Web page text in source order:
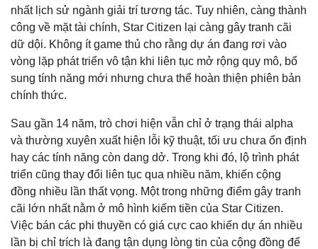
nhất lịch sử ngành giải trí tương tác. Tuy nhiên, càng thành
công về mặt tài chính, Star Citizen lại càng gây tranh cãi
dữ dội. Không ít game thủ cho rằng dự án đang rơi vào
vòng lặp phát triển vô tận khi liên tục mở rộng quy mô, bổ
sung tính năng mới nhưng chưa thể hoàn thiện phiên bản
chính thức.
Sau gần 14 năm, trò chơi hiện vẫn chỉ ở trạng thái alpha
và thường xuyên xuất hiện lỗi kỹ thuật, tối ưu chưa ổn định
hay các tính năng còn dang dở. Trong khi đó, lộ trình phát
triển cũng thay đổi liên tục qua nhiều năm, khiến cộng
đồng nhiều lần thất vọng. Một trong những điểm gây tranh
cãi lớn nhất nằm ở mô hình kiếm tiền của Star Citizen.
Việc bán các phi thuyền có giá cực cao khiến dự án nhiều
lần bị chỉ trích là đang tận dụng lòng tin của cộng đồng để